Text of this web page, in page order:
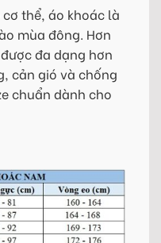
thể, áo khoác là
mùa đông. Hơn
đa dạng hơn
cản gió và chống
chuẩn dành cho